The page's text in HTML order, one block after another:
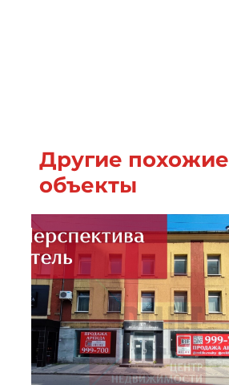
Другие похожие
объекты